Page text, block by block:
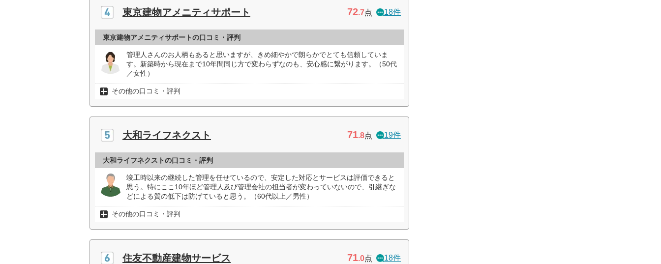
東京建物アメニティサポート 72.7点 18件
東京建物アメニティサポートの口コミ・評判
管理人さんのお人柄もあると思いますが、きめ細やかで朗らかでとても信頼していま
す。新築時から現在まで10年間同じ方で変わらずなのも、安心感に繋がります。（50代
／女性）
その他の口コミ・評判
大和ライフネクスト 71.8点 19件
大和ライフネクストの口コミ・評判
竣工時以来の継続した管理を任せているので、安定した対応とサービスは評価できると
思う。特にここ10年ほど管理人及び管理会社の担当者が変わっていないので、引継ぎな
どによる質の低下は防げていると思う。（60代以上／男性）
その他の口コミ・評判
住友不動産建物サービス 71.0点 18件